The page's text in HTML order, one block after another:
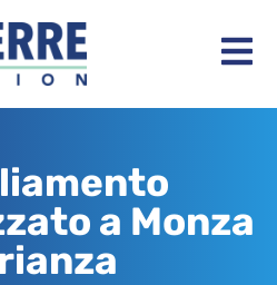
a Monza